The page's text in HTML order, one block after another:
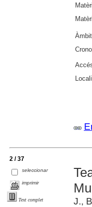
2 / 37
seleccionar
imprimir
Text complet J.,